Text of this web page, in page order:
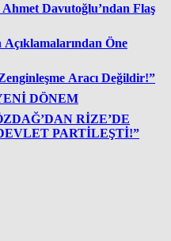
Davutoğlu’ndan Flaş
Öne
Aracı Değildir!”
DÖNEM
RİZE’DE
PARTİLEŞTİ!”